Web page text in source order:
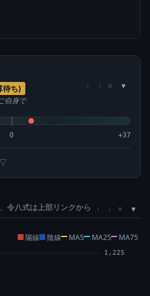
待ち)
自身で
↑ ↓ ×
0 +37
▽
令八式は上部リンクから ↑ ↓ ×
陽線 陰線 MA5 MA25 MA75
1,225